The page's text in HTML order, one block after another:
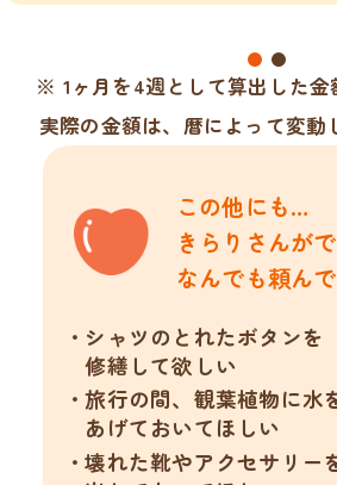
※ 1ヶ月を4週として算出した金
実際の金額は、暦によって変動
この他にも…
きらりさんが
なんでも頼んで
シャツのとれたボタンを
修繕して欲しい
旅行の間、観葉植物に水
あげておいてほしい
壊れた靴やアクセサリー